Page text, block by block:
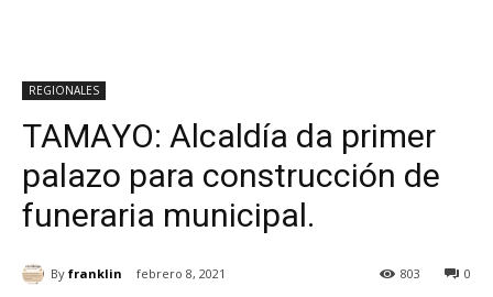
REGIONALES
TAMAYO: Alcaldía da primer
palazo para construcción de
funeraria municipal.
By franklin febrero 8, 2021 0
803